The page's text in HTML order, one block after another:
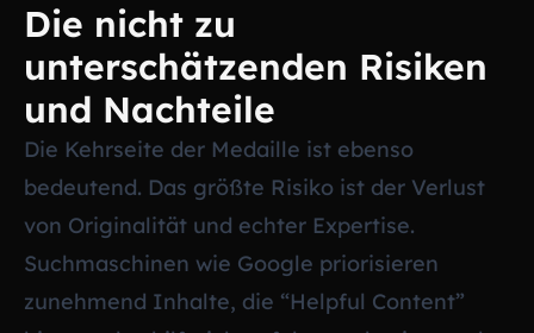
Die nicht zu
unterschätzenden Risiken
und Nachteile
Die Kehrseite der Medaille ist ebenso
bedeutend. Das größte Risiko ist der Verlust
von Originalität und echter Expertise.
Suchmaschinen wie Google priorisieren
zunehmend Inhalte, die “Helpful Content”